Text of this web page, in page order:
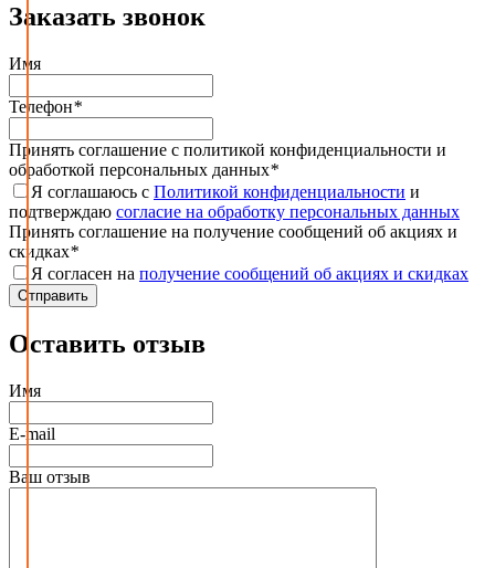
Заказать звонок
Имя
Телефон*
Принять соглашение с политикой конфиденциальности и
обработкой персональных данных*
Я соглашаюсь с Политикой конфиденциальности и
подтверждаю согласие на обработку персональных данных
Принять соглашение на получение сообщений об акциях и
скидках*
Я согласен на получение сообщений об акциях и скидках
Оставить отзыв
Имя
E-mail
Ваш отзыв